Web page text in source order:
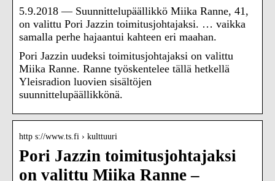
5.9.2018 — Suunnittelupäällikkö Miika Ranne, 41,
on valittu Pori Jazzin toimitusjohtajaksi. … vaikka
samalla perhe hajaantui kahteen eri maahan.
Pori Jazzin uudeksi toimitusjohtajaksi on valittu
Miika Ranne. Ranne työskentelee tällä hetkellä
Yleisradion luovien sisältöjen
suunnittelupäällikkönä.
http s://www.ts.fi › kulttuuri
Pori Jazzin toimitusjohtajaksi
on valittu Miika Ranne –